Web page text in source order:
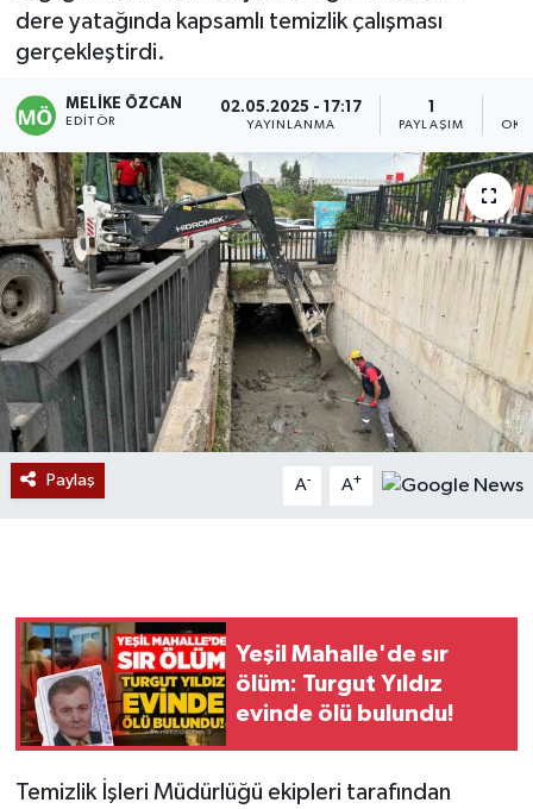
dere yatağında kapsamlı temizlik çalışması
gerçekleştirdi.
MELIKE ÖZCAN
EDITÖR
02.05.2025 - 17:17
YAYINLANMA
1
PAYLAŞIM
Paylaş A- A+
Yeşil Mahalle'de sır
ölüm: Turgut Yıldız
evinde ölü bulundu!
Temizlik İşleri Müdürlüğü ekipleri tarafından
Karabük
Devrek
Bolu
ÇEVRE
BİLİM VE TEKNOLOJİ
DUNYA
Düzce
Eğitim
Gökçebey
GÜNDEM